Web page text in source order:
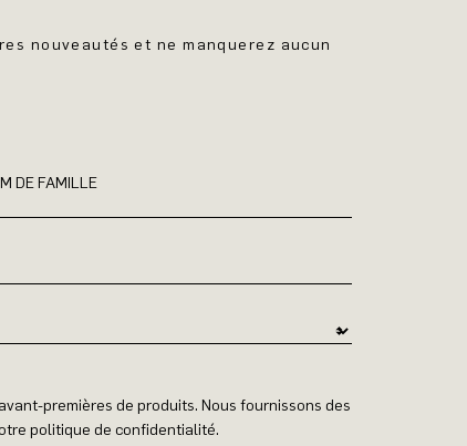
nouveautés et ne manquerez aucun
DE FAMILLE
premières de produits. Nous fournissons des
politique de confidentialité.